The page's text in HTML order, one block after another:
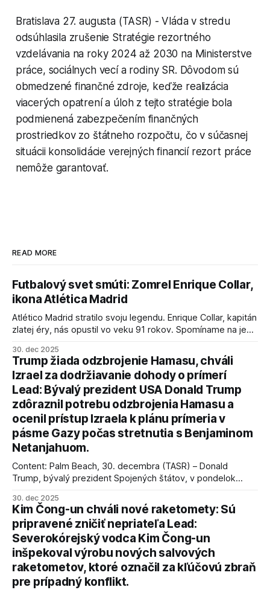
Bratislava 27. augusta (TASR) - Vláda v stredu
odsúhlasila zrušenie Stratégie rezortného
vzdelávania na roky 2024 až 2030 na Ministerstve
práce, sociálnych vecí a rodiny SR. Dôvodom sú
obmedzené finančné zdroje, keďže realizácia
viacerých opatrení a úloh z tejto stratégie bola
podmienená zabezpečením finančných
prostriedkov zo štátneho rozpočtu, čo v súčasnej
situácii konsolidácie verejných financií rezort práce
nemôže garantovať.
READ MORE
Futbalový svet smúti: Zomrel Enrique Collar,
ikona Atlética Madrid
Atlético Madrid stratilo svoju legendu. Enrique Collar, kapitán
zlatej éry, nás opustil vo veku 91 rokov. Spomíname na jeho
30. dec 2025
Trump žiada odzbrojenie Hamasu, chváli
Izrael za dodržiavanie dohody o prímerí
Lead: Bývalý prezident USA Donald Trump
zdôraznil potrebu odzbrojenia Hamasu a
ocenil prístup Izraela k plánu prímeria v
pásme Gazy počas stretnutia s Benjaminom
Netanjahuom.
Content: Palm Beach, 30. decembra (TASR) – Donald
Trump, bývalý prezident Spojených štátov, v pondelok
kľúčové pre úspešné dosiahnutie prímeria v Gaze. Agentúra
AFP informuje, že Trump vyjadril presvedčenie, že Izrael plní
podmienky dohody o prí
30. dec 2025
Kim Čong-un chváli nové raketomety: Sú
pripravené zničiť nepriateľa Lead:
Severokórejský vodca Kim Čong-un
inšpekoval výrobu nových salvových
raketometov, ktoré označil za kľúčovú zbraň
pre prípadný konflikt.